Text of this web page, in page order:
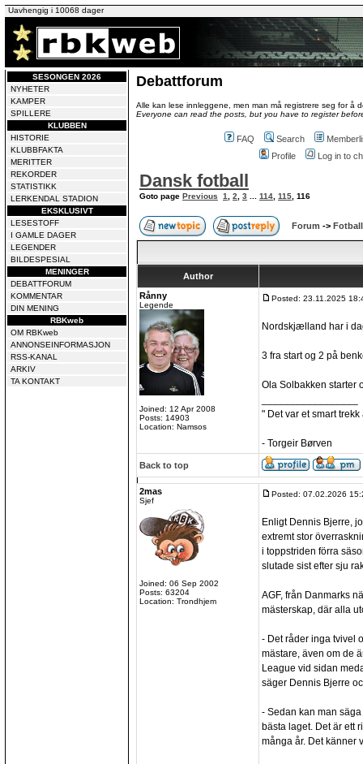
Uavhengig i 10068 dager
SESONGEN 2026
NYHETER
KAMPER
SPILLERE
KLUBBEN
HISTORIE
KLUBBFAKTA
MERITTER
REKORDER
STATISTIKK
LERKENDAL STADION
EKSKLUSIVT
LESESTOFF
I GAMLE DAGER
LEGENDER
BILDESPESIAL
MENINGER
DEBATTFORUM
KOMMENTAR
DIN MENING
RBKweb
OM RBKweb
ANNONSEINFORMASJON
RSS-KANAL
ARKIV
TA KONTAKT
Debattforum
Alle kan lese innleggene, men man må registrere seg for å
Everyone can read the posts, but you have to register
FAQ Search
Profile
Log in to
Dansk fotball
Goto page Previous 1 2 3 114 115 116
Forum ->
Author
Rånny
Legende
Joined: 12 Apr 2008
Posts: 14903
Location: Namsos
Posted: 23.11.2025
Nordskjælland har i
3 fra start og 2 på
Ola Solbakken starter
" Det var et smart
- Torgeir Børven
Back to top
2mas
Sjef
Joined: 06 Sep 2002
Posts: 63204
Location: Trondhjem
Posted: 07.02.2026
Enligt Dennis Bjerre,
extremt stor
i toppstriden förra
slutade sist efter sju
AGF, från Danmarks
mästerskap, där alla
- Det råder inga tvivel
mästare, även om de
League vid sidan
säger Dennis Bjerre
- Sedan kan man
bästa laget. Det är ett
många år. Det känner